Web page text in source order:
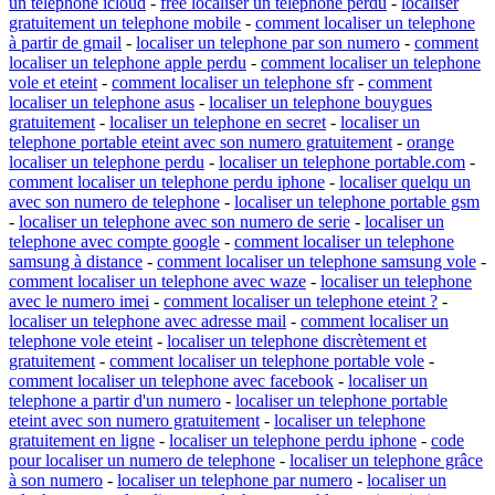
gratuitement un telephone mobile - comment localiser un telephone
à partir de gmail - localiser un telephone par son numero - comment
localiser un telephone apple perdu - comment localiser un telephone
vole et eteint - comment localiser un telephone sfr- comment
localiser un telephone asus - localiser un telephone bouygues
gratuitement - localiser un telephone en secret - localiser un
telephone portable eteint avec son numero gratuitement - orange
localiser un telephone perdu - localiser un telephone portable.com -
comment localiser un telephone perdu iphone - localiser quelqu un
avec son numero de telephone - localiser un telephone portable gsm
- localiser un telephone avec son numero de serie - localiser un
telephone avec compte google - comment localiser un telephone
samsung à distance - comment localiser un telephone samsung vole -
comment localiser un telephone avec waze - localiser un telephone
avec le numero imei - comment localiser un telephone eteint ? -
localiser un telephone avec adresse mail - comment localiser un
telephone vole eteint - localiser un telephone discrètement et
gratuitement - comment localiser un telephone portable vole -
comment localiser un telephone avec facebook - localiser un
telephone a partir d'un numero - localiser un telephone portable
eteint avec son numero gratuitement - localiser un telephone
gratuitement en ligne - localiser un telephone perdu iphone - code
pour localiser un numero de telephone - localiser un telephone grâce
à son numero - localiser un telephone par numero - localiser un